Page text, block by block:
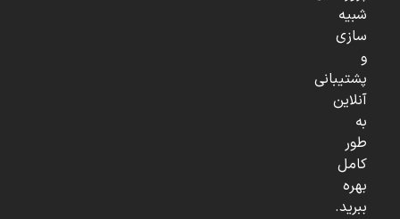
شبیه
سازی
و
پشتیبانی
آنلاین
به
طور
کامل
بهره
ببرید.